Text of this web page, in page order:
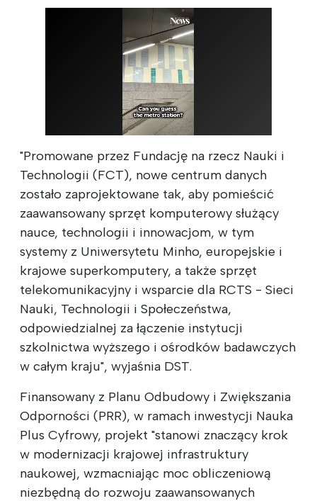
"Promowane przez Fundację na rzecz Nauki i
Technologii (FCT), nowe centrum danych
zostało zaprojektowane tak, aby pomieścić
zaawansowany sprzęt komputerowy służący
nauce, technologii i innowacjom, w tym
systemy z Uniwersytetu Minho, europejskie i
krajowe superkomputery, a także sprzęt
telekomunikacyjny i wsparcie dla RCTS - Sieci
Nauki, Technologii i Społeczeństwa,
odpowiedzialnej za łączenie instytucji
szkolnictwa wyższego i ośrodków badawczych
w całym kraju", wyjaśnia DST.
Finansowany z Planu Odbudowy i Zwiększania
Odporności (PRR), w ramach inwestycji Nauka
Plus Cyfrowy, projekt "stanowi znaczący krok
w modernizacji krajowej infrastruktury
naukowej, wzmacniając moc obliczeniową
niezbędną do rozwoju zaawansowanych